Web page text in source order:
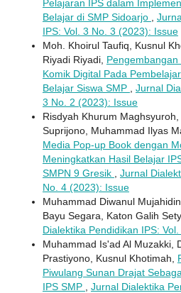
Pelajaran IPS dalam
Belajar di SMP Sidoarjo
IPS: Vol. 3 No. 3 (2023): Issue
Moh. Khoirul Taufiq, Kusnul
Riyadi Riyadi,
Komik Digital Pada
Belajar Siswa SMP
Jurnal
3 No. 2 (2023): Issue
Risdyah Khurum
Suprijono, Muhammad Ilyas
Media Pop-up Book dengan
Meningkatkan Hasil Belajar
SMPN 9 Gresik
Jurnal
No. 4 (2023): Issue
Muhammad Diwanul
Bayu Segara, Katon Galih
Dialektika Pendidikan IPS:
Muhammad Is'ad Al Muzakki,
Prastiyono, Kusnul Khotimah,
Piwulang Sunan Drajat
IPS SMP
Jurnal Dialektika